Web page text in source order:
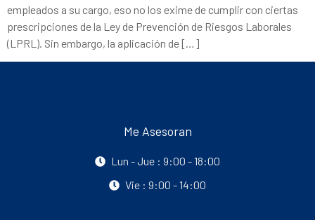
empleados a su cargo, eso no los exime de cumplir con ciertas
prescripciones de la Ley de Prevención de Riesgos Laborales
(LPRL). Sin embargo, la aplicación de […]
Me Asesoran
Lun - Jue : 9:00 - 18:00
Vie : 9:00 - 14:00